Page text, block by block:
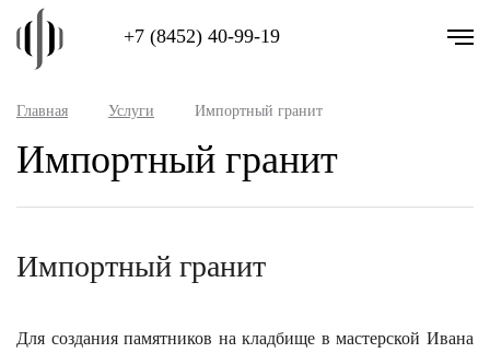
+7 (8452) 40-99-19
Главная Услуги Импортный гранит
Импортный гранит
Импортный гранит
Для создания памятников на кладбище в мастерской Ивана